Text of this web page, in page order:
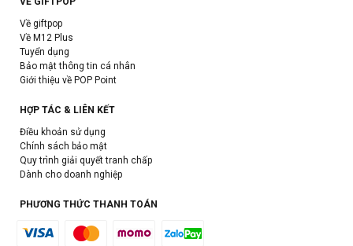
Về giftpop
Về M12 Plus
Tuyển dụng
Bảo mật thông tin cá nhân
Giới thiệu về POP Point
HỢP TÁC & LIÊN KẾT
Điều khoản sử dụng
Chính sách bảo mật
Quy trình giải quyết tranh chấp
Dành cho doanh nghiệp
PHƯƠNG THỨC THANH TOÁN